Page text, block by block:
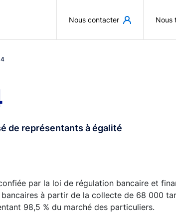
Nous contacter Nous
de représentants à égalité
par la loi de régulation bancaire et
à partir de la collecte de 68 000
98,5 % du marché des particuliers.